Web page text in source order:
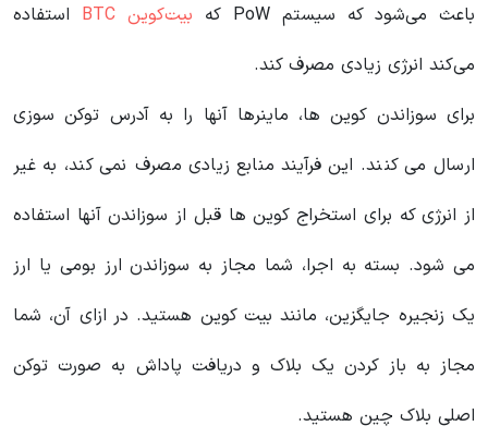
باعث می‌شود که سیستم PoW که
بیت‌کوین BTC
استفاده
می‌کند انرژی زیادی مصرف کند.
برای سوزاندن کوین ها، ماینرها آنها را به آدرس توکن سوزی
ارسال می کنند. این فرآیند منابع زیادی مصرف نمی کند، به غیر
از انرژی که برای استخراج کوین ها قبل از سوزاندن آنها استفاده
می شود. بسته به اجرا، شما مجاز به سوزاندن ارز بومی یا ارز
یک زنجیره جایگزین، مانند بیت کوین هستید. در ازای آن، شما
مجاز به باز کردن یک بلاک و دریافت پاداش به صورت توکن
اصلی بلاک چین هستید.